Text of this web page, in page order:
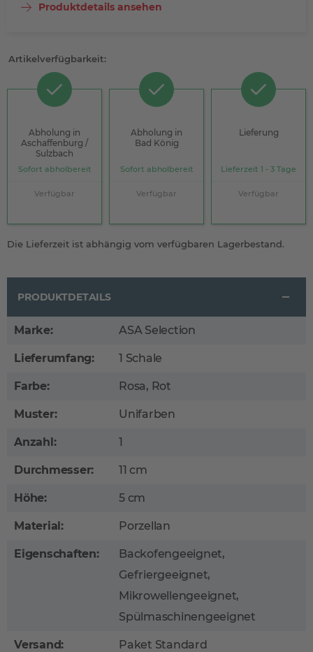
Produktdetails ansehen
Artikelverfügbarkeit:
Abholung in
Aschaffenburg /
Sulzbach
Sofort abholbereit
Verfügbar
Abholung in
Bad König
Sofort abholbereit
Verfügbar
Lieferung
Lieferzeit 1 - 3 Tage
Verfügbar
Die Lieferzeit ist abhängig vom verfügbaren Lagerbestand.
PRODUKTDETAILS
Marke: ASA Selection
Lieferumfang: 1 Schale
Farbe: Rosa, Rot
Muster: Unifarben
Anzahl: 1
Durchmesser: 11 cm
Höhe: 5 cm
Material: Porzellan
Eigenschaften:
Backofengeeignet,
Gefriergeeignet,
Mikrowellengeeignet,
Spülmaschinengeeignet
Versand: Paket Standard